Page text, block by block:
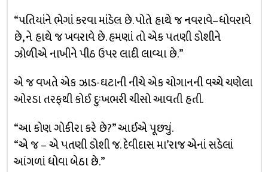
“પતિયાંને ભેગાં કરવા માંડેલ છે. પોતે હાથે જ નવરાવે–ધોવરાવે
છે, ને હાથે જ ખવરાવે છે. હમણાં તો એક પતણી ડોશીને
ઝોળીએ નાખીને પીઠ ઉપર લાદી લાવ્યા છે.”
એ જ વખતે એક ઝાડ-ઘટાની નીચે એક ચોગાનની વચ્ચે ચણેલા
ઓરડા તરફથી કોઈ દુઃખભરી ચીસો આવતી હતી.
“આ કોણ ગોકીરા કરે છે?” આઈએ પૂછ્યું.
“એ જ – એ પતણી ડોશી જ. દેવીદાસ મા’રાજ એનાં સડેલાં
આંગળાં ધોવા બેઠા છે.”